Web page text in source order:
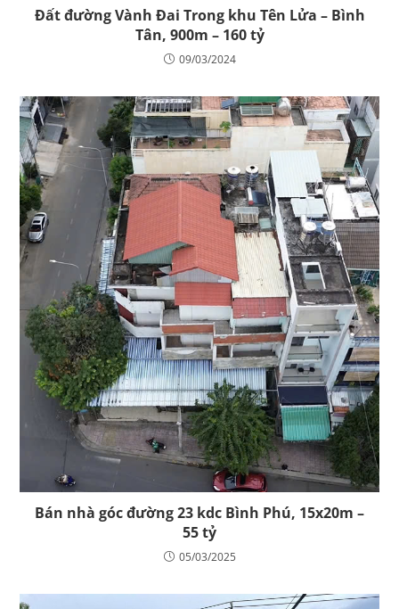
Đất đường Vành Đai Trong khu Tên Lửa – Bình
Tân, 900m – 160 tỷ
09/03/2024
Bán nhà góc đường 23 kdc Bình Phú, 15x20m –
55 tỷ
05/03/2025